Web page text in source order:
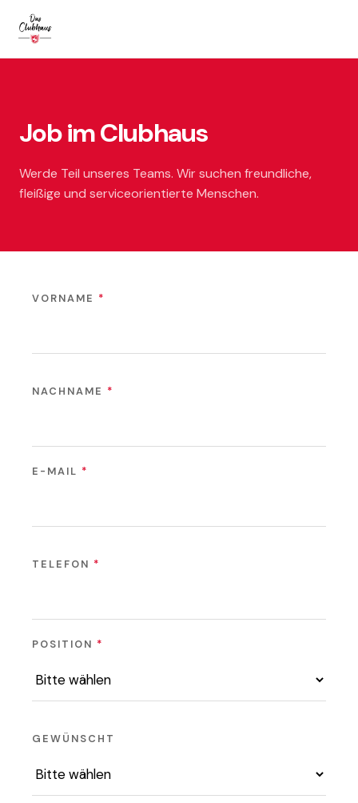
Job im Clubhaus
Werde Teil unseres Teams. Wir suchen freundliche,
fleißige und serviceorientierte Menschen.
VORNAME *
NACHNAME *
E-MAIL *
TELEFON *
POSITION *
GEWÜNSCHT